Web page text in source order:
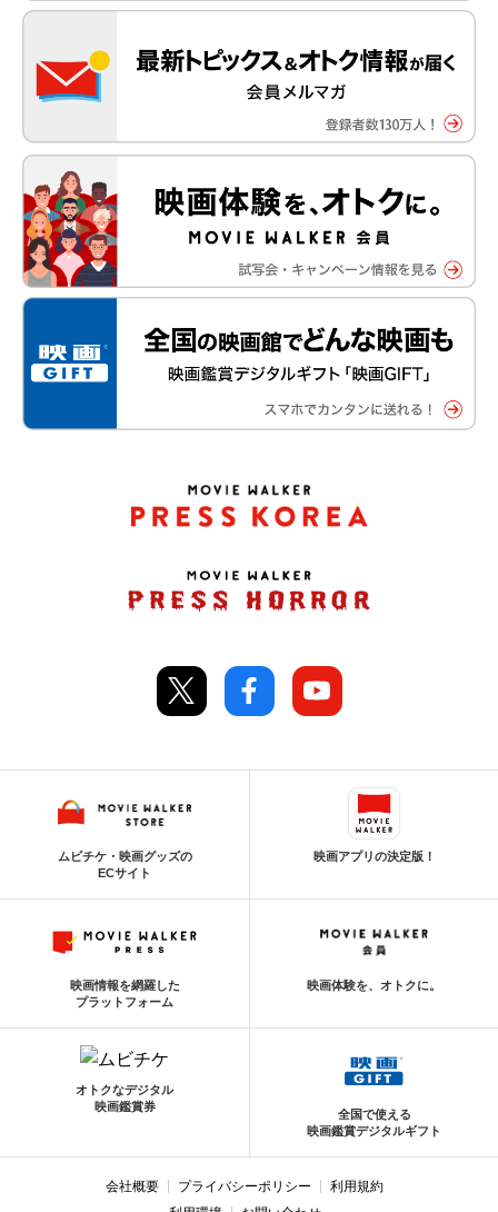
ムビチケ・映画グッズの
ECサイト
映画アプリの決定版！
映画情報を網羅した
プラットフォーム
映画体験を、オトクに。
オトクなデジタル
映画鑑賞券
全国で使える
映画鑑賞デジタルギフト
会社概要 プライバシーポリシー
利用規約